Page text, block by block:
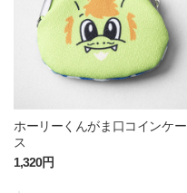
ホーリーくんがま口コインケー
ス
1,320円